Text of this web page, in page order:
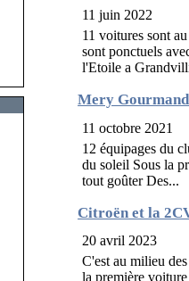
11 juin 2022
11 voitures sont
sont ponctuels
l'Etoile a
Mery
11 octobre 2021
12 équipages du
du soleil Sous la
tout goûter Des...
Citroën et la
20 avril 2023
C'est au milieu
la première